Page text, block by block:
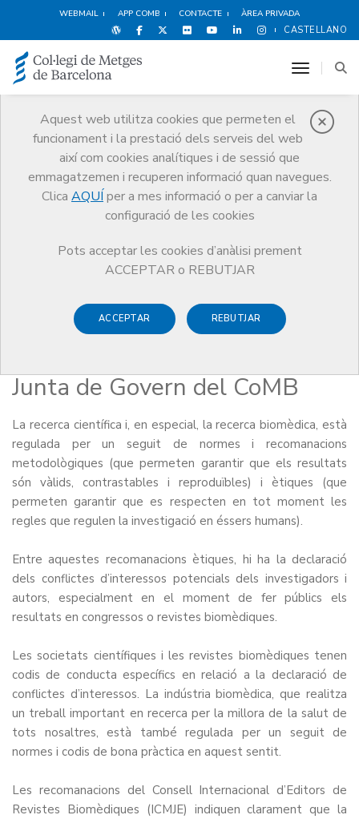
WEBMAIL APP COMB CONTACTE ÀREA PRIVADA
CASTELLANO
Aquest web utilitza cookies que permeten el
funcionament i la prestació dels serveis del web
així com cookies analítiques i de sessió que
emmagatzemen i recuperen informació quan navegues.
Clica AQUÍ per a mes informació o per a canviar la
configuració de les cookies
Pots acceptar les cookies d’anàlisi prement
ACCEPTAR o REBUTJAR
ACCEPTAR REBUTJAR
toggle
Notícies
Comunicació
Notícies
Els conflictes d'interessos i la recerca biomèdica. Nota de la Junta de
Govern del CoMB
14 DE SETEMBRE DE 2018
Els conflictes d'interessos i la
recerca biomèdica. Nota de la
Junta de Govern del CoMB
La recerca científica i, en especial, la recerca biomèdica, està
regulada per un seguit de normes i recomanacions
metodològiques (que permeten garantir que els resultats
són vàlids, contrastables i reproduïbles) i ètiques (que
permeten garantir que es respecten en tot moment les
regles que regulen la investigació en éssers humans).
Entre aquestes recomanacions ètiques, hi ha la declaració
dels conflictes d’interessos potencials dels investigadors i
autors, especialment en el moment de fer públics els
resultats en congressos o revistes biomèdiques.
Les societats científiques i les revistes biomèdiques tenen
codis de conducta específics en relació a la declaració de
conflictes d’interessos. La indústria biomèdica, que realitza
un treball important en recerca per la millora de la salut de
tots nosaltres, està també regulada per un seguit de
normes i codis de bona pràctica en aquest sentit.
Les recomanacions del Consell Internacional d’Editors de
Revistes Biomèdiques (ICMJE) indiquen clarament que la